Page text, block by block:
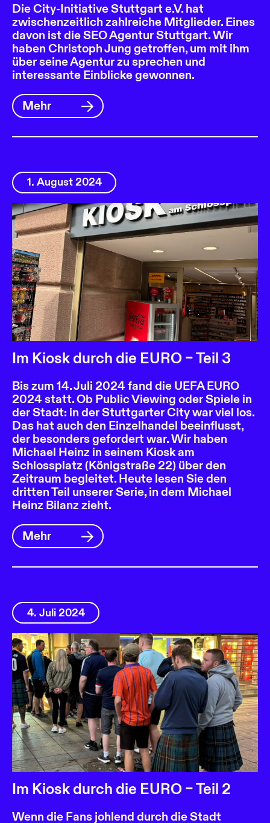
Die City-Initiative Stuttgart e.V. hat
zwischenzeitlich zahlreiche Mitglieder. Eines
davon ist die SEO Agentur Stuttgart. Wir
haben Christoph Jung getroffen, um mit ihm
über seine Agentur zu sprechen und
interessante Einblicke gewonnen.
Mehr
1. August 2024
Im Kiosk durch die EURO – Teil 3
Bis zum 14. Juli 2024 fand die UEFA EURO
2024 statt. Ob Public Viewing oder Spiele in
der Stadt: in der Stuttgarter City war viel los.
Das hat auch den Einzelhandel beeinflusst,
der besonders gefordert war. Wir haben
Michael Heinz in seinem Kiosk am
Schlossplatz (Königstraße 22) über den
Zeitraum begleitet. Heute lesen Sie den
dritten Teil unserer Serie, in dem Michael
Heinz Bilanz zieht.
Mehr
4. Juli 2024
Im Kiosk durch die EURO – Teil 2
Wenn die Fans johlend durch die Stadt